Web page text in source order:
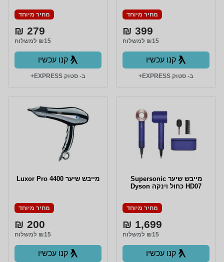
מחיר מיוחד
399 ₪
₪15 למשלוח
קנו עכשיו
ב- סטוק EXPRESS+
מחיר מיוחד
279 ₪
₪15 למשלוח
קנו עכשיו
ב- סטוק EXPRESS+
מייבש שיער Supersonic
HD07 כחול וינקה Dyson
מחיר מיוחד
1,699 ₪
₪15 למשלוח
קנו עכשיו
מייבש שיער Luxor Pro 4400
מחיר מיוחד
200 ₪
₪15 למשלוח
קנו עכשיו